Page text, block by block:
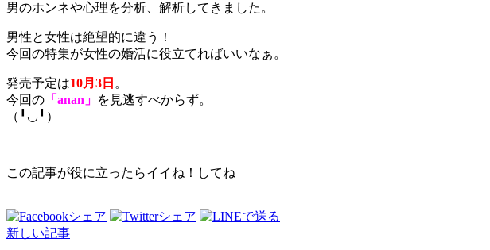
男のホンネや心理を分析、解析してきました。
男性と女性は絶望的に違う！
今回の特集が女性の婚活に役立てればいいなぁ。
発売予定は10月3日 。
今回の 「anan」 を見逃すべからず。
（╹◡╹）
この記事が役に立ったらイイね！してね
新しい記事